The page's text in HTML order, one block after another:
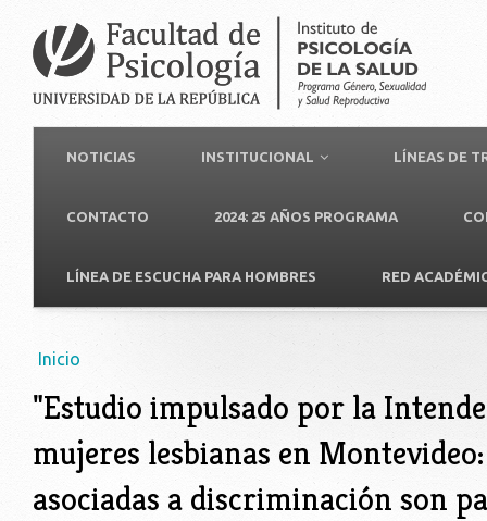
NOTICIAS INSTITUCIONAL LÍNEAS DE
CONTACTO 2024: 25 AÑOS PROGRAMA
LÍNEA DE ESCUCHA PARA HOMBRES RED
Usted está aquí
Inicio
"Estudio impulsado por la
mujeres lesbianas en
asociadas a discriminación son